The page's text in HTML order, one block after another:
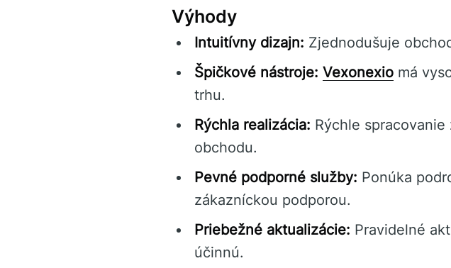
Výhody
Intuitívny dizajn: Zjednodušuje
Špičkové nástroje: Vexonexio má
trhu.
Rýchla realizácia: Rýchle
obchodu.
Pevné podporné služby: Ponúka
zákazníckou podporou.
Priebežné aktualizácie: Pravidelné
účinnú.